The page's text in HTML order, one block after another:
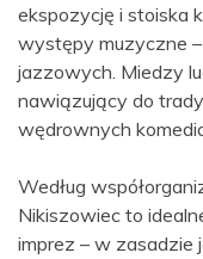
ekspozycję i stoiska
występy muzyczne
jazzowych. Miedzy
nawiązujący do
wędrownych
Według
Nikiszowiec to
imprez – w zasadzie